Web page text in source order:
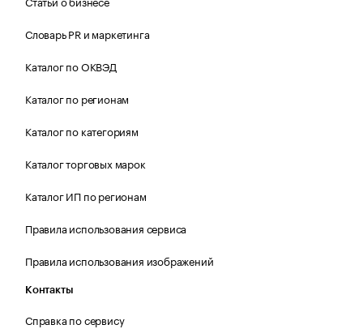
Словарь PR и маркетинга
Каталог по ОКВЭД
Каталог по регионам
Каталог по категориям
Каталог торговых марок
Каталог ИП по регионам
Правила использования сервиса
Правила использования изображений
Контакты
Справка по сервису